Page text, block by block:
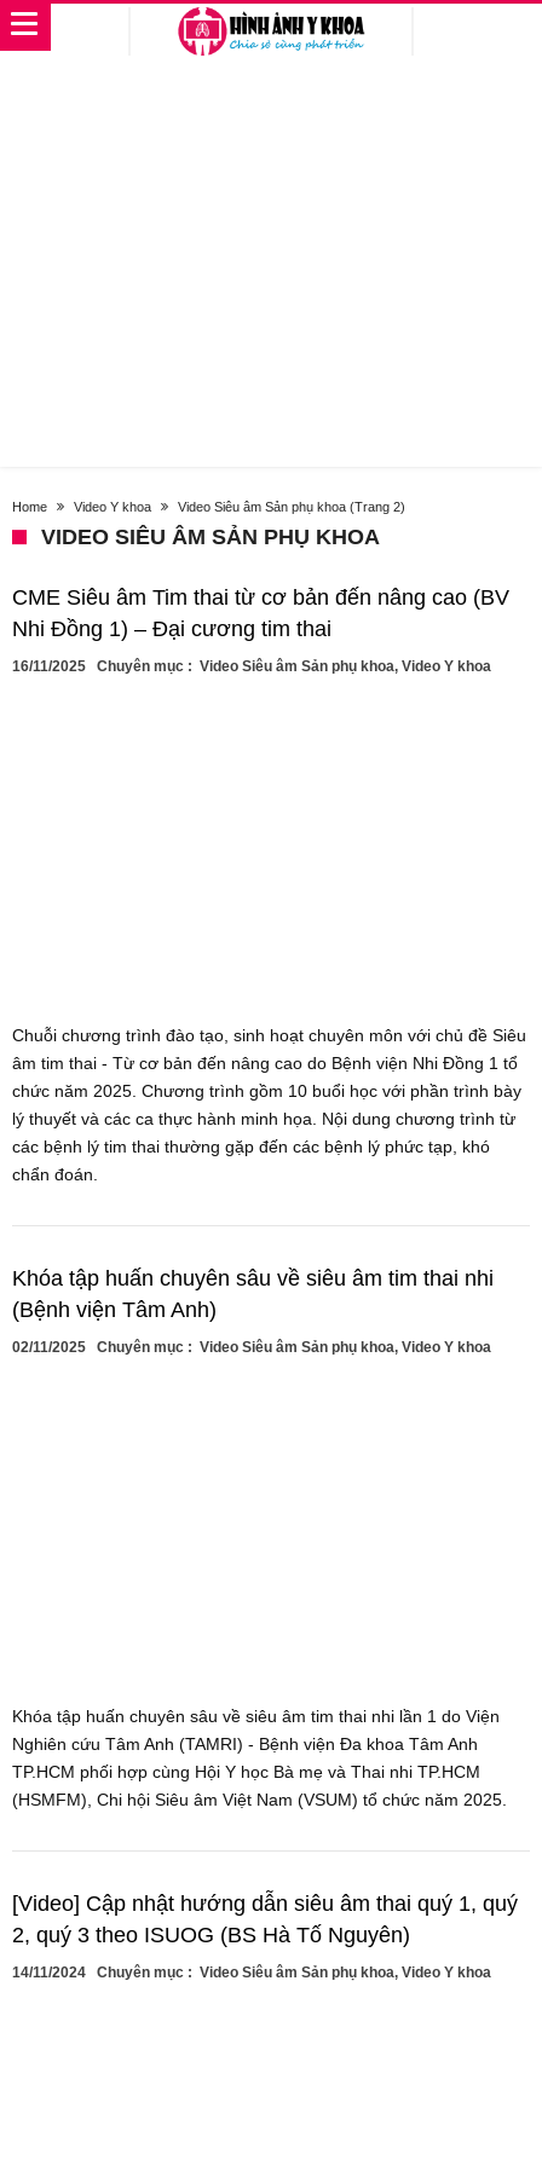
Home Video Y khoa Video Siêu âm Sản phụ khoa (Trang 2)
VIDEO SIÊU ÂM SẢN PHỤ KHOA
CME Siêu âm Tim thai từ cơ bản đến nâng cao (BV
Nhi Đồng 1) – Đại cương tim thai
16/11/2025 Chuyên mục : Video Siêu âm Sản phụ khoa, Video Y khoa
Chuỗi chương trình đào tạo, sinh hoạt chuyên môn với chủ đề Siêu
âm tim thai - Từ cơ bản đến nâng cao do Bệnh viện Nhi Đồng 1 tổ
chức năm 2025. Chương trình gồm 10 buổi học với phần trình bày
lý thuyết và các ca thực hành minh họa. Nội dung chương trình từ
các bệnh lý tim thai thường gặp đến các bệnh lý phức tạp, khó
chẩn đoán.
Khóa tập huấn chuyên sâu về siêu âm tim thai nhi
(Bệnh viện Tâm Anh)
02/11/2025 Chuyên mục : Video Siêu âm Sản phụ khoa, Video Y khoa
Khóa tập huấn chuyên sâu về siêu âm tim thai nhi lần 1 do Viện
Nghiên cứu Tâm Anh (TAMRI) - Bệnh viện Đa khoa Tâm Anh
TP.HCM phối hợp cùng Hội Y học Bà mẹ và Thai nhi TP.HCM
(HSMFM), Chi hội Siêu âm Việt Nam (VSUM) tổ chức năm 2025.
[Video] Cập nhật hướng dẫn siêu âm thai quý 1, quý
2, quý 3 theo ISUOG (BS Hà Tố Nguyên)
14/11/2024 Chuyên mục : Video Siêu âm Sản phụ khoa, Video Y khoa